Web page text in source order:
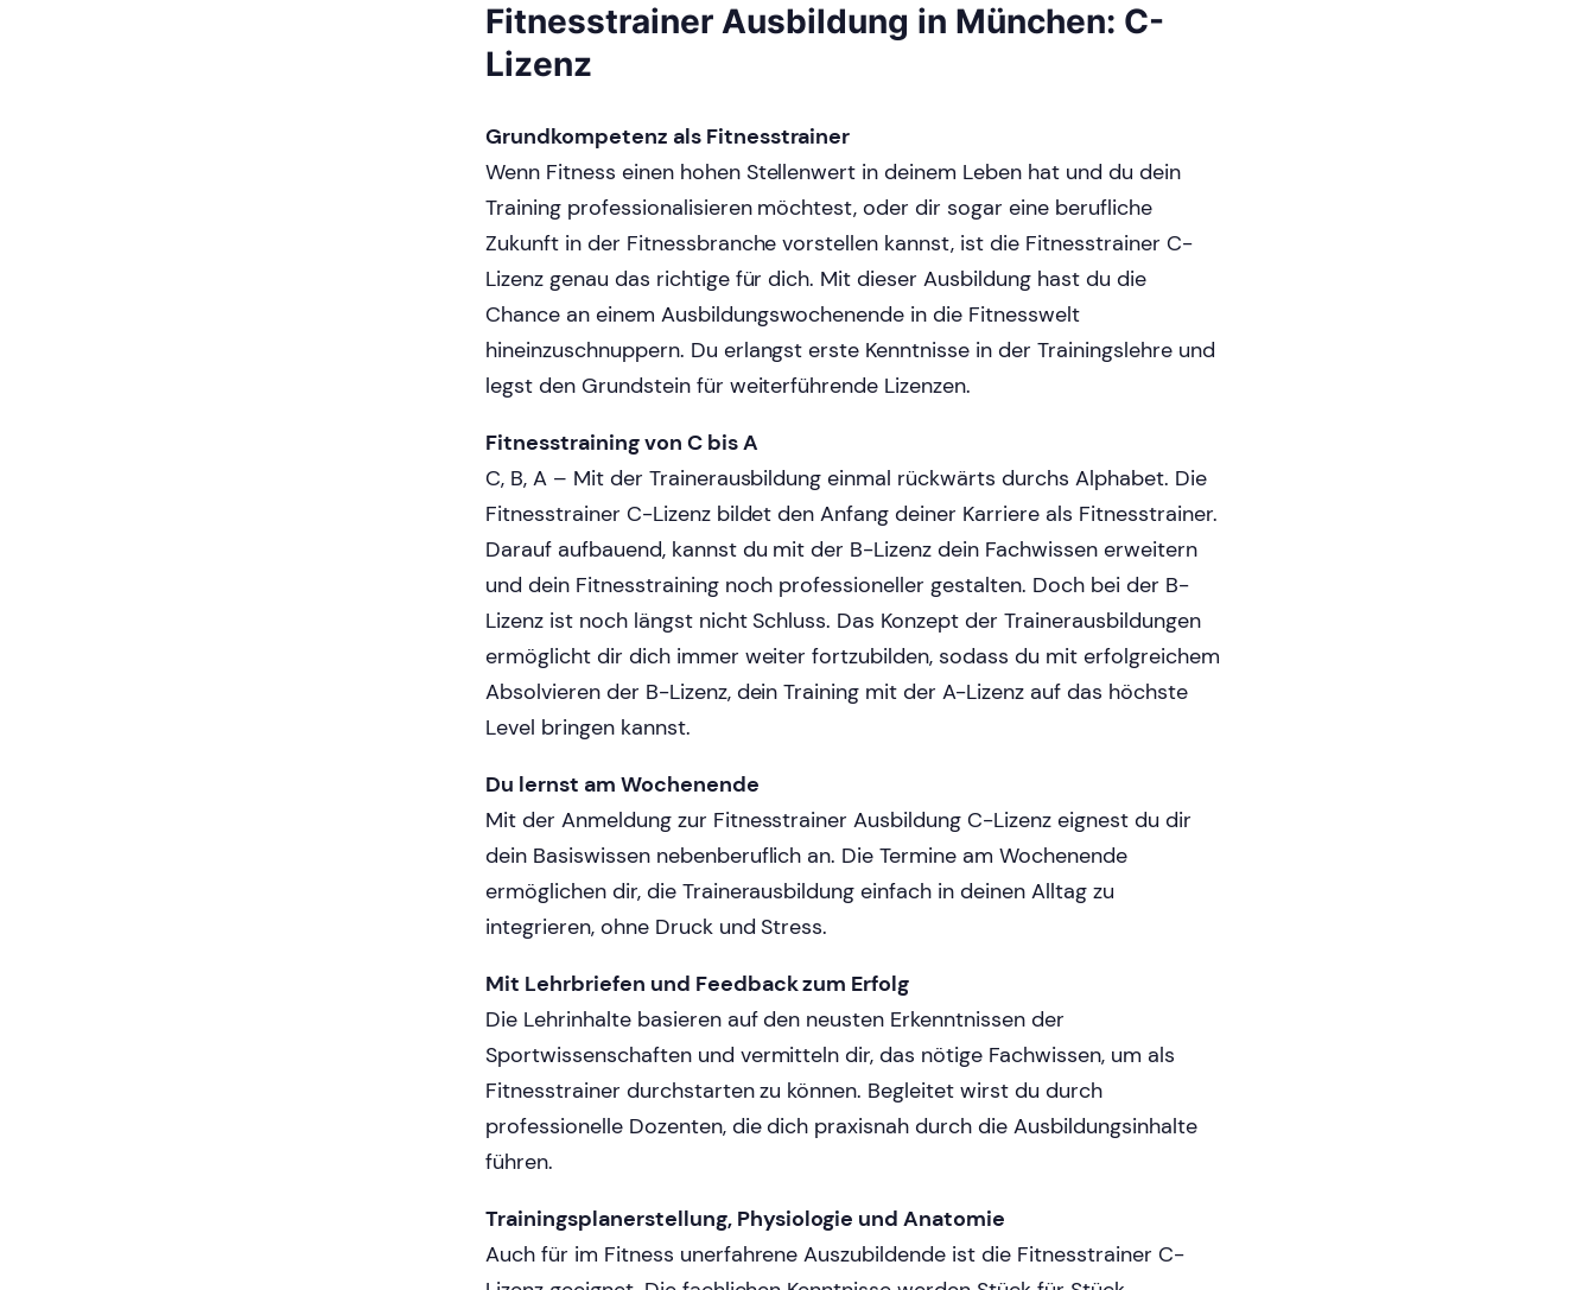
Fitnesstrainer Ausbildung in München: C-
Lizenz
Grundkompetenz als Fitnesstrainer
Wenn Fitness einen hohen Stellenwert in deinem Leben hat und du dein
Training professionalisieren möchtest, oder dir sogar eine berufliche
Zukunft in der Fitnessbranche vorstellen kannst, ist die Fitnesstrainer C-
Lizenz genau das richtige für dich. Mit dieser Ausbildung hast du die
Chance an einem Ausbildungswochenende in die Fitnesswelt
hineinzuschnuppern. Du erlangst erste Kenntnisse in der Trainingslehre und
legst den Grundstein für weiterführende Lizenzen.
Fitnesstraining von C bis A
C, B, A – Mit der Trainerausbildung einmal rückwärts durchs Alphabet. Die
Fitnesstrainer C-Lizenz bildet den Anfang deiner Karriere als Fitnesstrainer.
Darauf aufbauend, kannst du mit der B-Lizenz dein Fachwissen erweitern
und dein Fitnesstraining noch professioneller gestalten. Doch bei der B-
Lizenz ist noch längst nicht Schluss. Das Konzept der Trainerausbildungen
ermöglicht dir dich immer weiter fortzubilden, sodass du mit erfolgreichem
Absolvieren der B-Lizenz, dein Training mit der A-Lizenz auf das höchste
Level bringen kannst.
Du lernst am Wochenende
Mit der Anmeldung zur Fitnesstrainer Ausbildung C-Lizenz eignest du dir
dein Basiswissen nebenberuflich an. Die Termine am Wochenende
ermöglichen dir, die Trainerausbildung einfach in deinen Alltag zu
integrieren, ohne Druck und Stress.
Mit Lehrbriefen und Feedback zum Erfolg
Die Lehrinhalte basieren auf den neusten Erkenntnissen der
Sportwissenschaften und vermitteln dir, das nötige Fachwissen, um als
Fitnesstrainer durchstarten zu können. Begleitet wirst du durch
professionelle Dozenten, die dich praxisnah durch die Ausbildungsinhalte
führen.
Trainingsplanerstellung, Physiologie und Anatomie
Auch für im Fitness unerfahrene Auszubildende ist die Fitnesstrainer C-